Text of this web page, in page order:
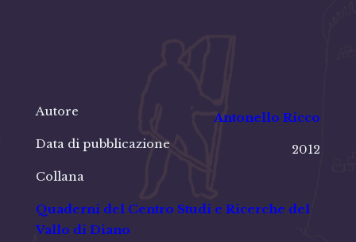
Autore
Antonello Ricco
Data di pubblicazione
2012
Collana
Quaderni del Centro Studi e Ricerche del
Vallo di Diano